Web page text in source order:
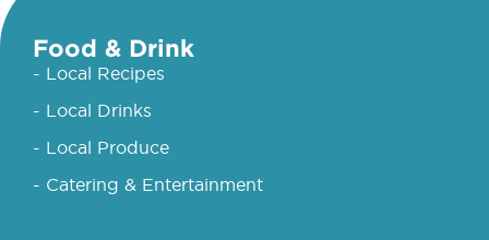
Food & Drink
- Local Recipes
- Local Drinks
- Local Produce
- Catering & Entertainment